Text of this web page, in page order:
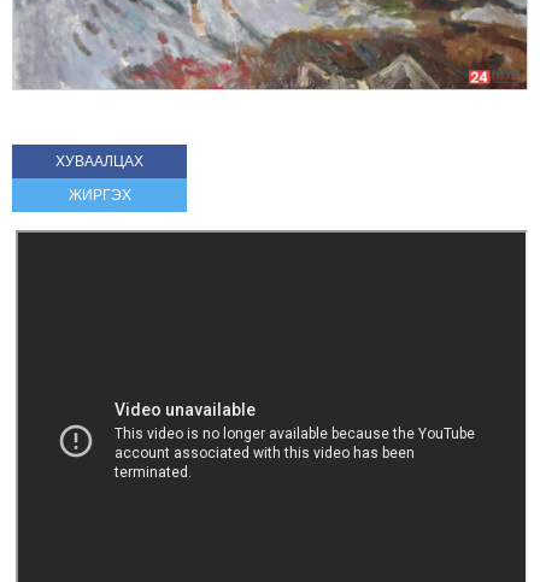
ХУВААЛЦАХ
ЖИРГЭХ